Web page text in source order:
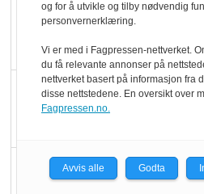
Blir
og for å utvikle og tilby nødvendig
personvernerklæring.
Vi er med i Fagpressen-nettverket.
du få relevante annonser på
nettverket basert på informasjon fra
disse nettstedene. En oversikt over
Fagpressen.no.
Avvis alle Godta